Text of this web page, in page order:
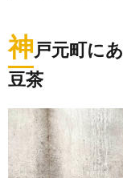
神戸元町に
豆茶